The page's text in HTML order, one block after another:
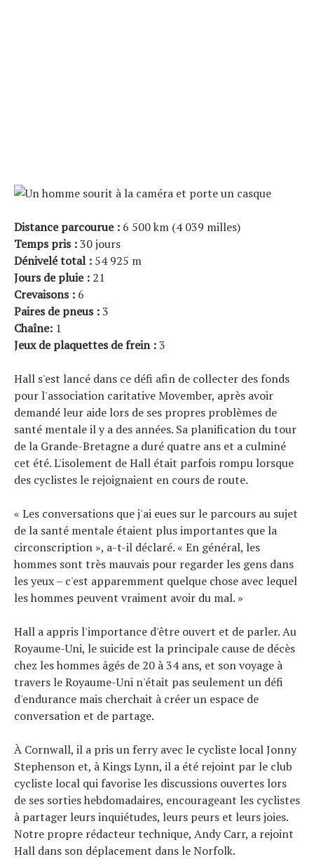
Distance parcourue : 6 500 km (4 039 milles)
Temps pris :30 jours
Dénivelé total : 54 925 m
Jours de pluie : 21
Crevaisons : 6
Paires de pneus :3
Chaîne: 1
Jeux de plaquettes de frein :3
Hall s'est lancé dans ce défi afin de collecter des fonds
pour l'association caritative Movember, après avoir
demandé leur aide lors de ses propres problèmes de
santé mentale il y a des années. Sa planification du tour
de la Grande-Bretagne a duré quatre ans et a culminé
cet été. L'isolement de Hall était parfois rompu lorsque
des cyclistes le rejoignaient en cours de route.
« Les conversations que j'ai eues sur le parcours au sujet
de la santé mentale étaient plus importantes que la
circonscription », a-t-il déclaré. « En général, les
hommes sont très mauvais pour regarder les gens dans
les yeux – c'est apparemment quelque chose avec lequel
les hommes peuvent vraiment avoir du mal. »
Hall a appris l'importance d'être ouvert et de parler. Au
Royaume-Uni, le suicide est la principale cause de décès
chez les hommes âgés de 20 à 34 ans, et son voyage à
travers le Royaume-Uni n'était pas seulement un défi
d'endurance mais cherchait à créer un espace de
conversation et de partage.
À Cornwall, il a pris un ferry avec le cycliste local Jonny
Stephenson et, à Kings Lynn, il a été rejoint par le club
cycliste local qui favorise les discussions ouvertes lors
de ses sorties hebdomadaires, encourageant les cyclistes
à partager leurs inquiétudes, leurs peurs et leurs joies.
Notre propre rédacteur technique, Andy Carr, a rejoint
Hall dans son déplacement dans le Norfolk.